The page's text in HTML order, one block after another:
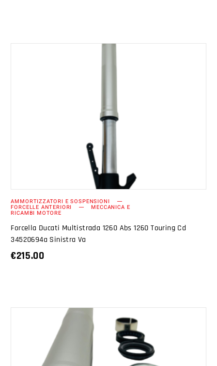
AGGIUNGI AL CARRELLO
AMMORTIZZATORI E SOSPENSIONI
FORCELLE ANTERIORI MECCANICA E
RICAMBI MOTORE
Forcella Ducati Multistrada 1260 Abs 1260 Touring Cd
34520694a Sinistra Va
€215.00